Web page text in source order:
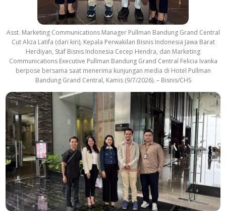
Asst. Marketing Communications Manager Pullman Bandung Grand Central
Cut Aliza Latifa (dari kiri), Kepala Perwakilan Bisnis Indonesia Jawa Barat
Herdiyan, Staf Bisnis Indonesia Cecep Hendra, dan Marketing
Communications Executive Pullman Bandung Grand Central Felicia Ivanka
berpose bersama saat menerima kunjungan media di Hotel Pullman
Bandung Grand Central, Kamis (9/7/2026). – Bisnis/CHS